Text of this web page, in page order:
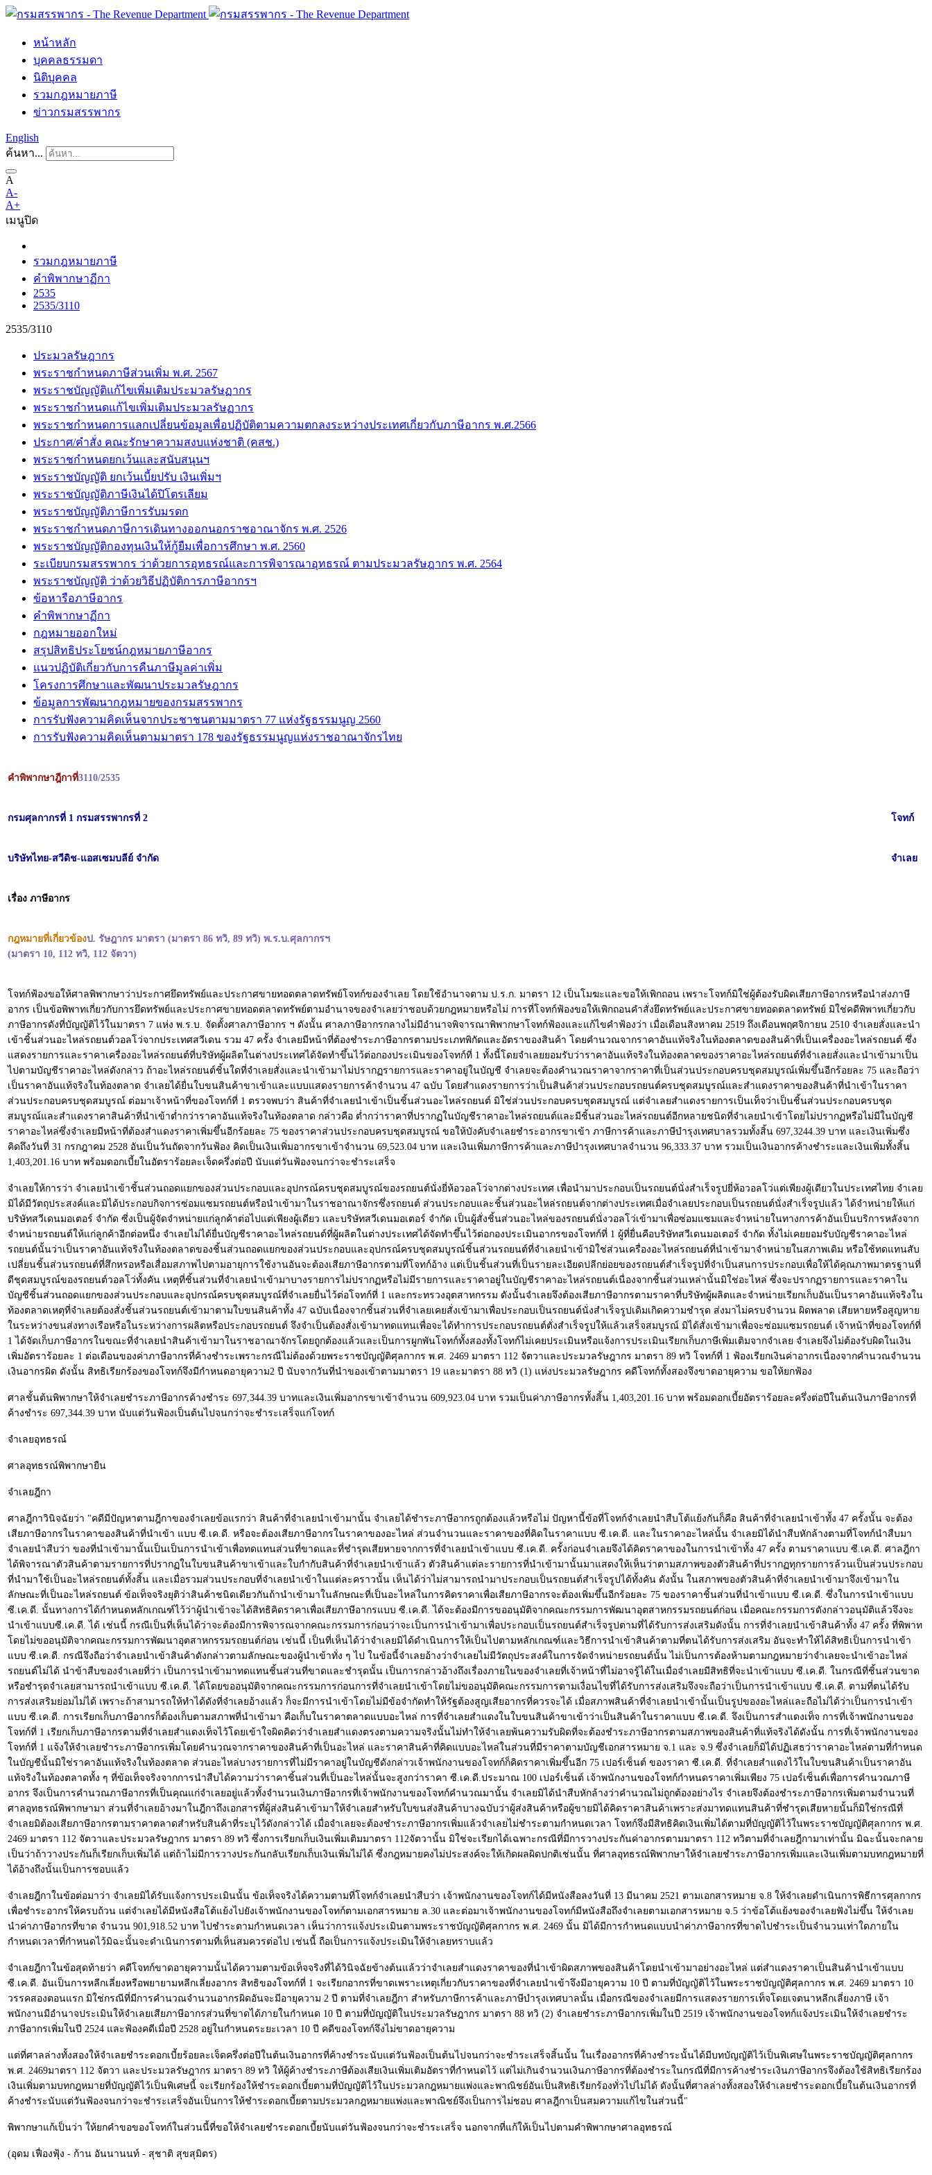
หน้าหลัก
บุคคลธรรมดา
นิติบุคคล
รวมกฎหมายภาษี
ข่าวกรมสรรพากร
English
ค้นหา...
A
A-
A+
เมนูปิด
รวมกฎหมายภาษี
คำพิพากษาฏีกา
2535
2535/3110
2535/3110
ประมวลรัษฎากร
พระราชกำหนดภาษีส่วนเพิ่ม พ.ศ. 2567
พระราชบัญญัติแก้ไขเพิ่มเติมประมวลรัษฏากร
พระราชกำหนดแก้ไขเพิ่มเติมประมวลรัษฏากร
พระราชกำหนดการแลกเปลี่ยนข้อมูลเพื่อปฏิบัติตามความตกลงระหว่างประเทศเกี่ยวกับภาษีอากร พ.ศ.2566
ประกาศ/คำสั่ง คณะรักษาความสงบแห่งชาติ (คสช.)
พระราชกำหนดยกเว้นและสนับสนุนฯ
พระราชบัญญัติ ยกเว้นเบี้ยปรับ เงินเพิ่มฯ
พระราชบัญญัติภาษีเงินได้ปิโตรเลียม
พระราชบัญญัติภาษีการรับมรดก
พระราชกำหนดภาษีการเดินทางออกนอกราชอาณาจักร พ.ศ. 2526
พระราชบัญญัติกองทุนเงินให้กู้ยืมเพื่อการศึกษา พ.ศ. 2560
ระเบียบกรมสรรพากร ว่าด้วยการอุทธรณ์และการพิจารณาอุทธรณ์ ตามประมวลรัษฎากร พ.ศ. 2564
พระราชบัญญัติ ว่าด้วยวิธีปฏิบัติการภาษีอากรฯ
ข้อหารือภาษีอากร
คำพิพากษาฏีกา
กฎหมายออกใหม่
สรุปสิทธิประโยชน์กฎหมายภาษีอากร
แนวปฏิบัติเกี่ยวกับการคืนภาษีมูลค่าเพิ่ม
โครงการศึกษาและพัฒนาประมวลรัษฎากร
ข้อมูลการพัฒนากฎหมายของกรมสรรพากร
การรับฟังความคิดเห็นจากประชาชนตามมาตรา 77 แห่งรัฐธรรมนูญ 2560
การรับฟังความคิดเห็นตามมาตรา 178 ของรัฐธรรมนูญแห่งราชอาณาจักรไทย
คำพิพากษาฎีกาที่3110/2535
กรมศุลกากรที่ 1 กรมสรรพากรที่ 2 โจทก์
บริษัทไทย-สวีดิช-แอสเซมบลีย์ จำกัด จำเลย
เรื่อง ภาษีอากร
กฎหมายที่เกี่ยวข้องป. รัษฎากร มาตรา (มาตรา 86 ทวิ, 89 ทวิ) พ.ร.บ.ศุลกากรฯ
(มาตรา 10, 112 ทวิ, 112 จัตวา)
โจทก์ฟ้องขอให้ศาลพิพากษาว่าประกาศยึดทรัพย์และประกาศขายทอดตลาดทรัพย์โจทก์ของจำเลย โดยใช้อำนาจตาม ป.ร.ก. มาตรา 12 เป็นโมฆะและขอให้เพิกถอน เพราะโจทก์มิใช่ผู้ต้องรับผิดเสียภาษีอากรหรือนำส่งภาษี
อากร เป็นข้อพิพาทเกี่ยวกับการยึดทรัพย์และประกาศขายทอดตลาดทรัพย์ตามอำนาจของจำเลยว่าชอบด้วยกฎหมายหรือไม่ การที่โจทก์ฟ้องขอให้เพิกถอนคำสั่งยึดทรัพย์และประกาศขายทอดตลาดทรัพย์ มิใช่คดีพิพาทเกี่ยวกับ
ภาษีอากรดังที่บัญญัติไว้ในมาตรา 7 แห่ง พ.ร.บ. จัดตั้งศาลภาษีอากร ฯ ดังนั้น ศาลภาษีอากรกลางไม่มีอำนาจพิจารณาพิพากษาโจทก์ฟ้องและแก้ไขคำฟ้องว่า เมื่อเดือนสิงหาคม 2519 ถึงเดือนพฤศจิกายน 2510 จำเลยสั่งและนำ
เข้าชิ้นส่วนอะไหล่รถยนต์วอลโว่จากประเทศสวีเดน รวม 47 ครั้ง จำเลยมีหน้าที่ต้องชำระภาษีอากรตามประเภทพิกัดและอัตราของสินค้า โดยคำนวณจากราคาอันแท้จริงในท้องตลาดของสินค้าที่เป็นเครื่องอะไหล่รถยนต์ ซึ่ง
แสดงรายการและราคาเครื่องอะไหล่รถยนต์ที่บริษัทผู้ผลิตในต่างประเทศได้จัดทำขึ้นไว้ต่อกองประเมินของโจทก์ที่ 1 ทั้งนี้โดยจำเลยยอมรับว่าราคาอันแท้จริงในท้องตลาดของราคาอะไหล่รถยนต์ที่จำเลยสั่งและนำเข้ามาเป็น
ไปตามบัญชีราคาอะไหล่ดังกล่าว ถ้าอะไหล่รถยนต์ชิ้นใดที่จำเลยสั่งและนำเข้ามาไม่ปรากฏรายการและราคาอยู่ในบัญชี จำเลยจะต้องคำนวณราคาจากราคาที่เป็นส่วนประกอบครบชุดสมบูรณ์เพิ่มขึ้นอีกร้อยละ 75 และถือว่า
เป็นราคาอันแท้จริงในท้องตลาด จำเลยได้ยื่นใบขนสินค้าขาเข้าและแบบแสดงรายการค้าจำนวน 47 ฉบับ โดยสำแดงรายการว่าเป็นสินค้าส่วนประกอบรถยนต์ครบชุดสมบูรณ์และสำแดงราคาของสินค้าที่นำเข้าในราคา
ส่วนประกอบครบชุดสมบูรณ์ ต่อมาเจ้าหน้าที่ของโจทก์ที่ 1 ตรวจพบว่า สินค้าที่จำเลยนำเข้าเป็นชิ้นส่วนอะไหล่รถยนต์ มิใช่ส่วนประกอบครบชุดสมบูรณ์ แต่จำเลยสำแดงรายการเป็นเท็จว่าเป็นชิ้นส่วนประกอบครบชุด
สมบูรณ์และสำแดงราคาสินค้าที่นำเข้าต่ำกว่าราคาอันแท้จริงในท้องตลาด กล่าวคือ ต่ำกว่าราคาที่ปรากฏในบัญชีราคาอะไหล่รถยนต์และมีชิ้นส่วนอะไหล่รถยนต์อีกหลายชนิดที่จำเลยนำเข้าโดยไม่ปรากฏหรือไม่มีในบัญชี
ราคาอะไหล่ซึ่งจำเลยมีหน้าที่ต้องสำแดงราคาเพิ่มขึ้นอีกร้อยละ 75 ของราคาส่วนประกอบครบชุดสมบูรณ์ ขอให้บังคับจำเลยชำระอากรขาเข้า ภาษีการค้าและภาษีบำรุงเทศบาลรวมทั้งสิ้น 697,3244.39 บาท และเงินเพิ่มซึ่ง
คิดถึงวันที่ 31 กรกฎาคม 2528 อันเป็นวันถัดจากวันฟ้อง คิดเป็นเงินเพิ่มอากรขาเข้าจำนวน 69,523.04 บาท และเงินเพิ่มภาษีการค้าและภาษีบำรุงเทศบาลจำนวน 96,333.37 บาท รวมเป็นเงินอากรค้างชำระและเงินเพิ่มทั้งสิ้น
1,403,201.16 บาท พร้อมดอกเบี้ยในอัตราร้อยละเจ็ดครึ่งต่อปี นับแต่วันฟ้องจนกว่าจะชำระเสร็จ
จำเลยให้การว่า จำเลยนำเข้าชิ้นส่วนถอดแยกของส่วนประกอบและอุปกรณ์ครบชุดสมบูรณ์ของรถยนต์นั่งยี่ห้อวอลโว่จากต่างประเทศ เพื่อนำมาประกอบเป็นรถยนต์นั่งสำเร็จรูปยี่ห้อวอลโว่แต่เพียงผู้เดียวในประเทศไทย จำเลย
มิได้มีวัตถุประสงค์และมิได้ประกอบกิจการซ่อมแซมรถยนต์หรือนำเข้ามาในราชอาณาจักรซึ่งรถยนต์ ส่วนประกอบและชิ้นส่วนอะไหล่รถยนต์จากต่างประเทศเมื่อจำเลยประกอบเป็นรถยนต์นั่งสำเร็จรูปแล้ว ได้จำหน่ายให้แก่
บริษัทสวีเดนมอเตอร์ จำกัด ซี่งเป็นผู้จัดจำหน่ายแก่ลูกค้าต่อไปแต่เพียงผู้เดียว และบริษัทสวีเดนมอเตอร์ จำกัด เป็นผู้สั่งชิ้นส่วนอะไหล่ของรถยนต์นั่งวอลโว่เข้ามาเพื่อซ่อมแซมและจำหน่ายในทางการค้าอันเป็นบริการหลังจาก
จำหน่ายรถยนต์ให้แก่ลูกค้าอีกต่อหนึ่ง จำเลยไม่ได้ยื่นบัญชีราคาอะไหล่รถยนต์ที่ผู้ผลิตในต่างประเทศได้จัดทำขึ้นไว้ต่อกองประเมินอากรของโจทก์ที่ 1 ผู้ที่ยื่นคือบริษัทสวีเดนมอเตอร์ จำกัด ทั้งไม่เคยยอมรับบัญชีราคาอะไหล่
รถยนต์นั้นว่าเป็นราคาอันแท้จริงในท้องตลาดของชิ้นส่วนถอดแยกของส่วนประกอบและอุปกรณ์ครบชุดสมบูรณ์ชิ้นส่วนรถยนต์ที่จำเลยนำเข้ามิใช่ส่วนเครื่องอะไหล่รถยนต์ที่นำเข้ามาจำหน่ายในสภาพเดิม หรือใช้ทดแทนสับ
เปลี่ยนชิ้นส่วนรถยนต์ที่สึกหรอหรือเสื่อมสภาพไปตามอายุการใช้งานอันจะต้องเสียภาษีอากรตามที่โจทก์อ้าง แต่เป็นชิ้นส่วนที่เป็นรายละเอียดปลีกย่อยของรถยนต์สำเร็จรูปที่จำเป็นสนการประกอบเพื่อให้ได้คุณภาพมาตรฐานที่
ดีชุดสมบูรณ์ของรถยนต์วอลโว่ทั้งคัน เหตุที่ชิ้นส่วนที่จำเลยนำเข้ามาบางรายการไม่ปรากฏหรือไม่มีรายการและราคาอยู่ในบัญชีราคาอะไหล่รถยนต์เนื่องจากชิ้นส่วนเหล่านั้นมิใช่อะไหล่ ซึ่งจะปรากฏรายการและราคาใน
บัญชีชิ้นส่วนถอดแยกของส่วนประกอบและอุปกรณ์ครบชุดสมบูรณ์ที่จำเลยยื่นไว้ต่อโจทก์ที่ 1 และกระทรวงอุตสาหกรรม ดังนั้นจำเลยจึงต้องเสียภาษีอากรตามราคาที่บริษัทผู้ผลิตและจำหน่ายเรียกเก็บอันเป็นราคาอันแท้จริงใน
ท้องตลาดเหตุที่จำเลยต้องสั่งชิ้นส่วนรถยนต์เข้ามาตามใบขนสินค้าทั้ง 47 ฉบับเนื่องจากชิ้นส่วนที่จำเลยเคยสั่งเข้ามาเพื่อประกอบเป็นรถยนต์นั่งสำเร็จรูปเดิมเกิดความชำรุด ส่งมาไม่ครบจำนวน ผิดพลาด เสียหายหรือสูญหาย
ในระหว่างขนส่งทางเรือหรือในระหว่างการผลิตหรือประกอบรถยนต์ จึงจำเป็นต้องสั่งเข้ามาทดแทนเพื่อจะได้ทำการประกอบรถยนต์ตั่งสำเร็จรูปให้แล้วเสร็จสมบูรณ์ มิได้สั่งเข้ามาเพื่อจะซ่อมแซมรถยนต์ เจ้าหน้าที่ของโจทก์ที่
1 ได้จัดเก็บภาษีอากรในขณะที่จำเลยนำสินค้าเข้ามาในราชอาณาจักรโดยถูกต้องแล้วและเป็นการผูกพันโจทก์ทั้งสองทั้งโจทก์ไม่เคยประเมินหรือแจ้งการประเมินเรียกเก็บภาษีเพิ่มเติมจากจำเลย จำเลยจึงไม่ต้องรับผิดในเงิน
เพิ่มอัตราร้อยละ 1 ต่อเดือนของค่าภาษีอากรที่ค้างชำระเพราะกรณีไม่ต้องด้วยพระราชบัญญัติศุลกากร พ.ศ. 2469 มาตรา 112 จัตวาและประมวลรัษฎากร มาตรา 89 ทวิ โจทก์ที่ 1 ฟ้องเรียกเงินค่าอากรเนื่องจากคำนวณจำนวน
เงินอากรผิด ดังนั้น สิทธิเรียกร้องของโจทก์จึงมีกำหนดอายุความ2 ปี นับจากวันที่นำของเข้าตามมาตรา 19 และมาตรา 88 ทวิ (1) แห่งประมวลรัษฎากร คดีโจทก์ทั้งสองจึงขาดอายุความ ขอให้ยกฟ้อง
ศาลชั้นต้นพิพากษาให้จำเลยชำระภาษีอากรค้างชำระ 697,344.39 บาทและเงินเพิ่มอากรขาเข้าจำนวน 609,923.04 บาท รวมเป็นค่าภาษีอากรทั้งสิ้น 1,403,201.16 บาท พร้อมดอกเบี้ยอัตราร้อยละครึ่งต่อปีในต้นเงินภาษีอากรที่
ค้างชำระ 697,344.39 บาท นับแต่วันฟ้องเป็นต้นไปจนกว่าจะชำระเสร็จแก่โจทก์
จำเลยอุทธรณ์
ศาลอุทธรณ์พิพากษายืน
จำเลยฎีกา
ศาลฎีกาวินิจฉัยว่า "คดีมีปัญหาตามฎีกาของจำเลยข้อแรกว่า สินค้าที่จำเลยนำเข้ามานั้น จำเลยได้ชำระภาษีอากรถูกต้องแล้วหรือไม่ ปัญหานี้ข้อที่โจทก์จำเลยนำสืบโต้แย้งกันก็คือ สินค้าที่จำเลยนำเข้าทั้ง 47 ครั้งนั้น จะต้อง
เสียภาษีอากรในราคาของสินค้าที่นำเข้า แบบ ซี.เค.ดี. หรือจะต้องเสียภาษีอากรในราคาของอะไหล่ ส่วนจำนวนและราคาของที่คิดในราคาแบบ ซี.เค.ดี. และในราคาอะไหล่นั้น จำเลยมิได้นำสืบหักล้างตามที่โจทก์นำสืบมา
จำเลยนำสืบว่า ของที่นำเข้ามานั้นเป็นเป็นการนำเข้าเพื่อทดแทนส่วนที่ขาดและที่ชำรุดเสียหายจากการที่จำเลยนำเข้าแบบ ซี.เค.ดี. ครั้งก่อนจำเลยจึงได้คิดราคาของในการนำเข้าทั้ง 47 ครั้ง ตามราคาแบบ ซี.เค.ดี. ศาลฎีกา
ได้พิจารณาตัวสินค้าตามรายการที่ปรากฏในใบขนสินค้าขาเข้าและใบกำกับสินค้าที่จำเลยนำเข้าแล้ว ตัวสินค้าแต่ละรายการที่นำเข้ามานั้นมาแสดงให้เห็นว่าตามสภาพของตัวสินค้าที่ปรากฏทุกรายการล้วนเป็นส่วนประกอบ
ที่นำมาใช้เป็นอะไหล่รถยนต์ทั้งสิ้น และเมื่อรวมส่วนประกอบที่จำเลยนำเข้าในแต่ละคราวนั้น เห็นได้ว่าไม่สามารถนำมาประกอบเป็นรถยนต์สำเร็จรูปได้ทั้งคัน ดังนั้น ในสภาพของตัวสินค้าที่จำเลยนำเข้ามาจึงเข้ามาใน
ลักษณะที่เป็นอะไหล่รถยนต์ ข้อเท็จจริงยุติว่าสินค้าชนิดเดียวกันถ้านำเข้ามาในลักษณะที่เป็นอะไหล่ในการคิดราคาเพื่อเสียภาษีอากรจะต้องเพิ่มขึ้นอีกร้อยละ 75 ของราคาชิ้นส่วนที่นำเข้าแบบ ซี.เค.ดี. ซึ่งในการนำเข้าแบบ
ซี.เค.ดี. นั้นทางการได้กำหนดหลักเกณฑ์ไว้ว่าผู้นำเข้าจะได้สิทธิคิดราคาเพื่อเสียภาษีอากรแบบ ซี.เค.ดี. ได้จะต้องมีการขออนุมัติจากคณะกรรมการพัฒนาอุตสาหกรรมรถยนต์ก่อน เมื่อคณะกรรมการดังกล่าวอนุมัติแล้วจึงจะ
นำเข้าแบบซี.เค.ดี. ได้ เช่นนี้ กรณีเป็นที่เห็นได้ว่าจะต้องมีการพิจารณจากคณะกรรมการก่อนว่าจะเป็นการนำเข้ามาเพื่อประกอบเป็นรถยนต์สำเร็จรูปตามที่ได้รับการส่งเสริมดังนั้น การที่จำเลยนำเข้าสินค้าทั้ง 47 ครั้ง ที่พิพาท
โดยไม่ขออนุมัติจากคณะกรรมการพัฒนาอุตสาหกรรมรถยนต์ก่อน เช่นนี้ เป็นที่เห็นได้ว่าจำเลยมิได้ดำเนินการให้เป็นไปตามหลักเกณฑ์และวิธีการนำเข้าสินค้าตามที่ตนได้รับการส่งเสริม อันจะทำให้ได้สิทธิเป็นการนำเข้า
แบบ ซี.เค.ดี. กรณีจึงถือว่าจำเลยนำเข้าสินค้าดังกล่าวตามลักษณะของผู้นำเข้าทั่ง ๆ ไป ในข้อนี้จำเลยอ้างว่าจำเลยไม่มีวัตถุประสงค์ในการจัดจำหน่ายรถยนต์นั้น ไม่เป็นการต้องห้ามตามกฎหมายว่าจำเลยจะนำเข้าอะไหล่
รถยนต์ไม่ได้ นำข้าสืบของจำเลยที่ว่า เป็นการนำเข้ามาทดแทนชิ้นส่วนที่ขาดและชำรุดนั้น เป็นการกล่าวอ้างถึงเรื่องภายในของจำเลยที่เจ้าหน้าที่ไม่อาจรู้ได้ในเมื่อจำเลยมีสิทธิที่จะนำเข้าแบบ ซี.เค.ดี. ในกรณีที่ชิ้นส่วนขาด
หรือชำรุดจำเลยสามารถนำเข้าแบบ ซี.เค.ดี. ได้โดยขออนุมัติจากคณะกรรมการก่อนการที่จำเลยนำเข้าโดยไม่ขออนุมัติคณะกรรมการตามเงื่อนไขที่ได้รับการส่งเสริมจึงจะถือว่าเป็นการนำเข้าแบบ ซี.เค.ดี. ตามที่ตนได้รับ
การส่งเสริมย่อมไม่ได้ เพราะถ้าสามารถให้ทำได้ดังที่จำเลยอ้างแล้ว ก็จะมีการนำเข้าโดยไม่มีข้อจำกัดทำให้รัฐต้องสูญเสียอากรที่ควรจะได้ เมื่อสภาพสินค้าที่จำเลยนำเข้านั้นเป็นรูปของอะไหล่และถือไม่ได้ว่าเป็นการนำเข้า
แบบ ซี.เค.ดี. การเรียกเก็บภาษีอากรก็ต้องเก็บตามสภาพที่นำเข้ามา คือเก็บในราคาตลาดแบบอะไหล่ การที่จำเลยสำแดงในใบขนสินค้าขาเข้าว่าเป็นสินค้าในราคาแบบ ซี.เค.ดี. จึงเป็นการสำแดงเท็จ การที่เจ้าพนักงานของ
โจทก์ที่ 1 เรียกเก็บภาษีอากรตามที่จำเลยสำแดงเท็จไว้โดยเข้าใจผิดคิดว่าจำเลยสำแดงตรงตามความจริงนั้นไม่ทำให้จำเลยพ้นความรับผิดที่จะต้องชำระภาษีอากรตามสภาพของสินค้าที่แท้จริงได้ดังนั้น การที่เจ้าพนักงานของ
โจทก์ที่ 1 แจ้งให้จำเลยชำระภาษีอากรเพิ่มโดยคำนวณจากราคาของสินค้าที่เป็นอะไหล่ และราคาสินค้าที่คิดแบบอะไหล่ในส่วนที่มีราคาตามบัญชีเอกสารหมาย จ.1 และ จ.9 ซึ่งจำเลยก็มิได้ปฏิเสธว่าราคาอะไหล่ตามที่กำหนด
ในบัญชีนั้นมิใช่ราคาอันแท้จริงในท้องตลาด ส่วนอะไหล่บางรายการที่ไม่มีราคาอยู่ในบัญชีดังกล่าวเจ้าพนักงานของโจทก์ก็คิดราคาเพิ่มขึ้นอีก 75 เปอร์เซ็นต์ ของราคา ซี.เค.ดี. ที่จำเลยสำแดงไว้ในใบขนสินค้าเป็นราคาอัน
แท้จริงในท้องตลาดทั้ง ๆ ที่ข้อเท็จจริงจากการนำสืบได้ความว่าราคาชิ้นส่วนที่เป็นอะไหล่นั้นจะสูงกว่าราคา ซี.เค.ดี.ประมาณ 100 เปอร์เซ็นต์ เจ้าพนักงานของโจทก์กำหนดราคาเพิ่มเพียง 75 เปอร์เซ็นต์เพื่อการคำนวณภาษี
อากร จึงเป็นการคำนวณภาษีอากรที่เป็นคุณแก่จำเลยอยู่แล้วทั้งจำนวนเงินภาษีอากรที่เจ้าพนักงานของโจทก์คำนวณมานั้น จำเลยมิได้นำสืบหักล้างว่าคำนวณไม่ถูกต้องอย่างไร จำเลยจึงต้องชำระภาษีอากรเพิ่มตามจำนวนที่
ศาลอุทธรณ์พิพากษามา ส่วนที่จำเลยอ้างมาในฎีกาถึงเอกสารที่ผู้ส่งสินค้าเข้ามาให้จำเลยสำหรับใบขนส่งสินค้าบางฉบับว่าผู้ส่งสินค้าหรือผู้ขายมิได้คิดราคาสินค้าเพราะส่งมาทดแทนสินค้าที่ชำรุดเสียหายนั้นก็มิใช่กรณีที่
จำเลยมิต้องเสียภาษีอากรตามราคาตลาดสำหรับสินค้าที่ระบุไว้ดังกล่าวได้ เมื่อจำเลยจะต้องชำระภาษีอากรเพิ่มแล้วจำเลยไม่ชำระตามกำหนดเวลา โจทก์จึงมีสิทธิคิดเงินเพิ่มได้ตามที่บัญญัติไว้ในพระราชบัญญัติศุลกากร พ.ศ.
2469 มาตรา 112 จัตวาและประมวลรัษฎากร มาตรา 89 ทวิ ซึ่งการเรียกเก็บเงินเพิ่มเติมมาตรา 112จัตวานั้น มิใช่จะเรียกได้เฉพาะกรณีที่มีการวางประกันค่าอากรตามมาตรา 112 ทวิตามที่จำเลยฎีกามาเท่านั้น มิฉะนั้นจะกลาย
เป็นว่าถ้าวางประกันก็เรียกเก็บเพิ่มได้ แต่ถ้าไม่มีการวางประกันกลับเรียกเก็บเงินเพิ่มไม่ได้ ซึ่งกฎหมายคงไม่ประสงค์จะให้เกิดผลผิดปกติเช่นนั้น ที่ศาลอุทธรณ์พิพากษาให้จำเลยชำระภาษีอากรเพิ่มและเงินเพิ่มตามบทกฎหมายที่
ได้อ้างถึงนั้นเป็นการชอบแล้ว
จำเลยฎีกาในข้อต่อมาว่า จำเลยมิได้รับแจ้งการประเมินนั้น ข้อเท็จจริงได้ความตามที่โจทก์จำเลยนำสืบว่า เจ้าพนักงานของโจทก์ได้มีหนังสือลงวันที่ 13 มีนาคม 2521 ตามเอกสารหมาย จ.8 ให้จำเลยดำเนินการพิธีการศุลกากร
เพื่อชำระอากรให้ครบถ้วน แต่จำเลยได้มีหนังสือโต้แย้งไปยังเจ้าพนักงานของโจทก์ตามเอกสารหมาย ล.30 และต่อมาเจ้าพนักงานของโจทก์มีหนังสือถึงจำเลยตามเอกสารหมาย จ.5 ว่าข้อโต้แย้งของจำเลยฟังไม่ขึ้น ให้จำเลย
นำค่าภาษีอากรที่ขาด จำนวน 901,918.52 บาท ไปชำระตามกำหนดเวลา เห็นว่าการแจ้งประเมินตามพระราชบัญญัติศุลกากร พ.ศ. 2469 นั้น มิได้มีการกำหนดแบบนำค่าภาษีอากรที่ขาดไปชำระเป็นจำนวนเท่าใดภายใน
กำหนดเวลาที่กำหนดไว้มิฉะนั้นจะดำเนินการตามที่เห็นสมควรต่อไป เช่นนี้ ถือเป็นการแจ้งประเมินให้จำเลยทราบแล้ว
จำเลยฎีกาในข้อสุดท้ายว่า คดีโจทก์ขาดอายุความนั้นได้ความตามข้อเท็จจริงที่ได้วินิจฉัยข้างต้นแล้วว่าจำเลยสำแดงราคาของที่นำเข้าผิดสภาพของสินค้าโดยนำเข้ามาอย่างอะไหล่ แต่สำแดงราคาเป็นสินค้านำเข้าแบบ
ซี.เค.ดี. อันเป็นการหลีกเลี่ยงหรือพยายามหลีกเลี่ยงอากร สิทธิของโจทก์ที่ 1 จะเรียกอากรที่ขาดเพราะเหตุเกี่ยวกับราคาของที่จำเลยนำเข้าจึงมีอายุความ 10 ปี ตามที่บัญญัติไว้ในพระราชบัญญัติศุลกากร พ.ศ. 2469 มาตรา 10
วรรคสองตอนแรก มิใช่กรณีที่มีการคำนวณจำนวนอากรผิดอันจะมีอายุความ 2 ปี ตามที่จำเลยฎีกา สำหรับภาษีการค้าและภาษีบำรุงเทศบาลนั้น เมื่อกรณีของจำเลยมีการแสดงรายการเท็จโดยเจตนาหลีกเลี่ยงภาษี เจ้า
พนักงานมีอำนาจประเมินให้จำเลยเสียภาษีอากรส่วนที่ขาดได้ภายในกำหนด 10 ปี ตามที่บัญญัติในประมวลรัษฎากร มาตรา 88 ทวิ (2) จำเลยชำระภาษีอากรเพิ่มในปี 2519 เจ้าพนักงานของโจทก์แจ้งประเมินให้จำเลยชำระ
ภาษีอากรเพิ่มในปี 2524 และฟ้องคดีเมื่อปี 2528 อยู่ในกำหนดระยะเวลา 10 ปี คดีของโจทก์จึงไม่ขาดอายุความ
แต่ที่ศาลล่างทั้งสองให้จำเลยชำระดอกเบี้ยร้อยละเจ็ดครึ่งต่อปีในต้นเงินอากรที่ค้างชำระนับแต่วันฟ้องเป็นต้นไปจนกว่าจะชำระเสร็จสิ้นนั้น ในเรื่องอากรที่ค้างชำระนั้นได้มีบทบัญญัติไว้เป็นพิเศษในพระราชบัญญัติศุลกากร
พ.ศ. 2469มาตรา 112 จัตวา และประมวลรัษฎากร มาตรา 89 ทวิ ให้ผู้ค้างชำระภาษีต้องเสียเงินเพิ่มเติมอัตราที่กำหนดไว้ แต่ไม่เกินจำนวนเงินภาษีอากรที่ต้องชำระในกรณีที่มีการค้างชำระเงินภาษีอากรจึงต้องใช้สิทธิเรียกร้อง
เงินเพิ่มตามบทกฎหมายที่บัญญัติไว้เป็นพิเศษนี้ จะเรียกร้องให้ชำระดอกเบี้ยตามที่บัญญัติไว้ในประมวลกฎหมายแพ่งและพาณิชย์อันเป็นสิทธิเรียกร้องทั่วไปไม่ได้ ดังนั้นที่ศาลล่างทั้งสองให้จำเลยชำระดอกเบี้ยในต้นเงินอากรที่
ค้างชำระนับแต่วันฟ้องจนกว่าจะชำระเสร็จอันเป็นการให้ชำระดอกเบี้ยตามประมวลกฎหมายแพ่งและพาณิชย์จึงเป็นการไม่ชอบ ศาลฎีกาเป็นสมความแก้ไขในส่วนนี้"
พิพากษาแก้เป็นว่า ให้ยกคำขอของโจทก์ในส่วนนี้ที่ขอให้จำเลยชำระดอกเบี้ยนับแต่วันฟ้องจนกว่าจะชำระเสร็จ นอกจากที่แก้ให้เป็นไปตามคำพิพากษาศาลอุทธรณ์
(อุดม เฟื่องฟุ้ง - ก้าน อันนานนท์ - สุชาติ สุขสุมิตร)